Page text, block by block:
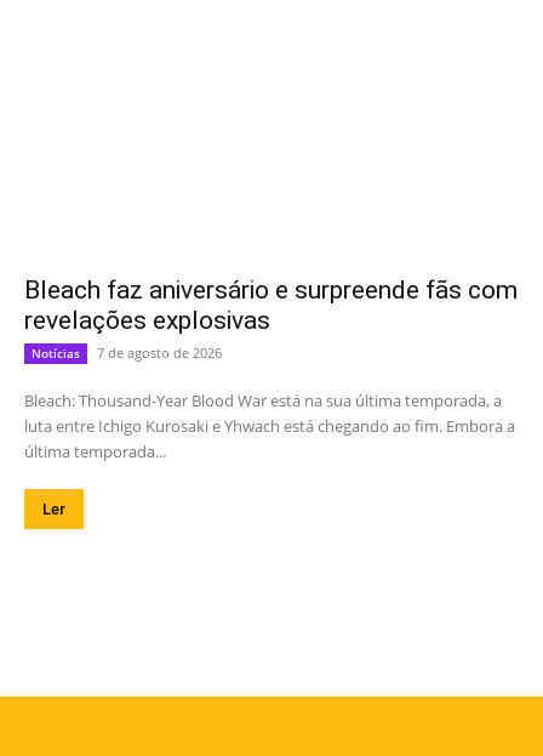
Bleach faz aniversário e surpreende fãs com
revelações explosivas
Notícias 7 de agosto de 2026
Bleach: Thousand-Year Blood War está na sua última temporada, a
luta entre Ichigo Kurosaki e Yhwach está chegando ao fim. Embora a
última temporada...
Ler